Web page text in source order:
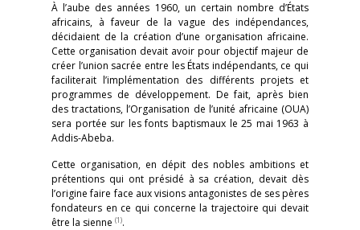
À l’aube des années 1960, un certain nombre d’États
africains, à faveur de la vague des indépendances,
décidaient de la création d’une organisation africaine.
Cette organisation devait avoir pour objectif majeur de
créer l’union sacrée entre les États indépendants, ce qui
faciliterait l’implémentation des différents projets et
programmes de développement. De fait, après bien
des tractations, l’Organisation de l’unité africaine (OUA)
sera portée sur les fonts baptismaux le 25 mai 1963 à
Addis-Abeba.
Cette organisation, en dépit des nobles ambitions et
prétentions qui ont présidé à sa création, devait dès
l’origine faire face aux visions antagonistes de ses pères
fondateurs en ce qui concerne la trajectoire qui devait
être la sienne (1).